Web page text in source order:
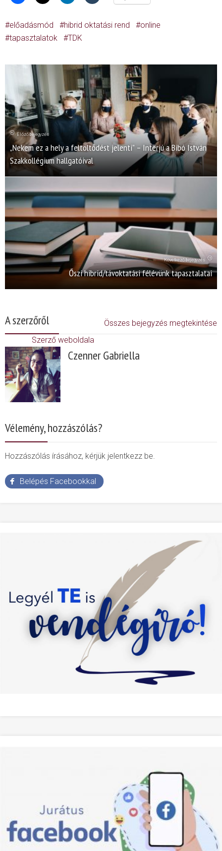
előadásmód hibrid oktatási rend
online
tapasztalatok
TDK
Előző bejegyzés
„Nekem ez a hely a feltöltődést jelenti” – Interjú a Bibó István
Szakkollégium hallgatóival
Következő bejegyzés
Őszi hibrid/távoktatási félévünk tapasztalatai
A szerzőről
Összes bejegyzés megtekintése
Szerző weboldala
Czenner Gabriella
Vélemény, hozzászólás?
Hozzászólás írásához, kérjük jelentkezz be.
Belépés Facebookkal